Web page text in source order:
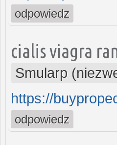
odpowiedz
cialis viagra
Smularp
https://
odpowiedz